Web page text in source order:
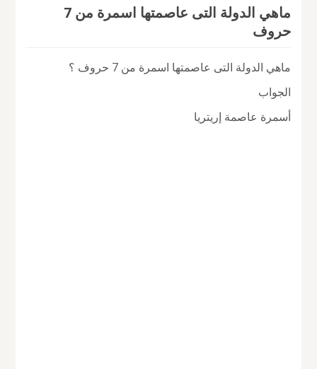
ماهي الدولة التى عاصمتها اسمرة من 7
حروف
ماهي الدولة التى عاصمتها اسمرة من 7 حروف ؟
الجواب
أسمرة عاصمة إريتريا